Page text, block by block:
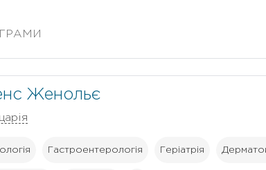
Женольє
Гастроентерологія Геріатрія